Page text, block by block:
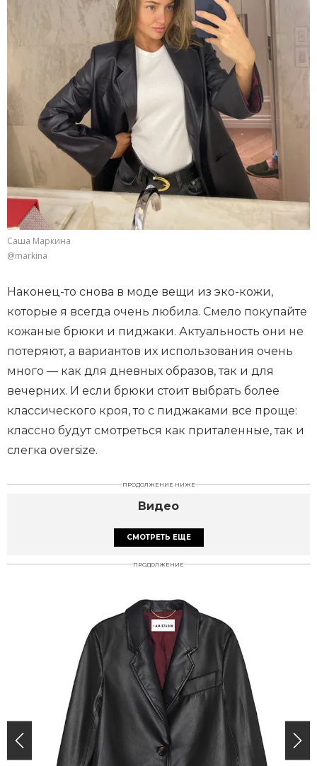
Саша Маркина
@markina
Наконец-то снова в моде вещи из эко-кожи,
которые я всегда очень любила. Смело покупайте
кожаные брюки и пиджаки. Актуальность они не
потеряют, а вариантов их использования очень
много — как для дневных образов, так и для
вечерних. И если брюки стоит выбрать более
классического кроя, то с пиджаками все проще:
классно будут смотреться как приталенные, так и
слегка oversize.
ПРОДОЛЖЕНИЕ НИЖЕ
Видео
СМОТРЕТЬ ЕЩЕ
ПРОДОЛЖЕНИЕ